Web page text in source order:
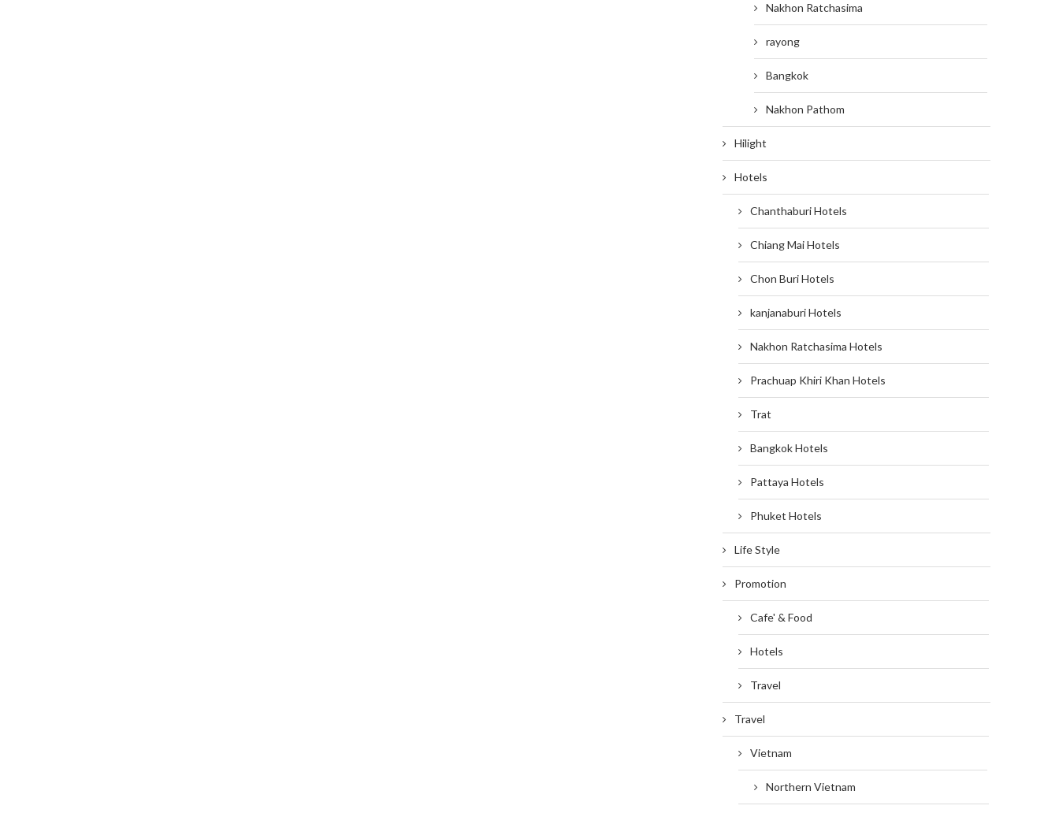
Nakhon Ratchasima
rayong
Bangkok
Nakhon Pathom
Hilight
Hotels
Chanthaburi Hotels
Chiang Mai Hotels
Chon Buri Hotels
kanjanaburi Hotels
Nakhon Ratchasima Hotels
Prachuap Khiri Khan Hotels
Trat
Bangkok Hotels
Pattaya Hotels
Phuket Hotels
Life Style
Promotion
Cafe' & Food
Hotels
Travel
Travel
Vietnam
Northern Vietnam